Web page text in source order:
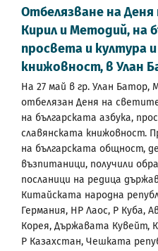
Отбелязване на
Кирил и Методий, на
просвета и култура
книжовност, в Улан
На 27 май в гр. Улан
отбелязан Деня на
на българската азбука,
славянската книжовност.
на българската общност,
възпитаници, получили
посланици на редица
Китайската народна
Германия, НР Лаос, Р Куба,
Корея, Държавата Кувейт,
Р Казахстан, Чешката